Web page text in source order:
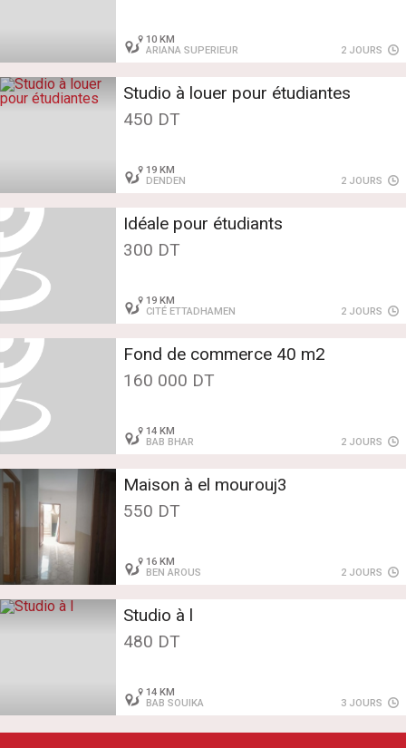
10 KM
ARIANA SUPERIEUR
2 JOURS
Studio à louer pour étudiantes
450 DT
19 KM
DENDEN
2 JOURS
Idéale pour étudiants
300 DT
19 KM
CITÉ ETTADHAMEN
2 JOURS
Fond de commerce 40 m2
160 000 DT
14 KM
BAB BHAR
2 JOURS
Maison à el mourouj3
550 DT
16 KM
BEN AROUS
2 JOURS
Studio à l
480 DT
14 KM
BAB SOUIKA
3 JOURS